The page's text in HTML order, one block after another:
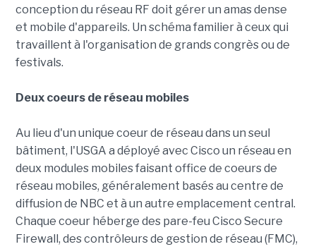
conception du réseau RF doit gérer un amas dense
et mobile d'appareils. Un schéma familier à ceux qui
travaillent à l'organisation de grands congrès ou de
festivals.
Deux coeurs de réseau mobiles
Au lieu d'un unique coeur de réseau dans un seul
bâtiment, l'USGA a déployé avec Cisco un réseau en
deux modules mobiles faisant office de coeurs de
réseau mobiles, généralement basés au centre de
diffusion de NBC et à un autre emplacement central.
Chaque coeur héberge des pare-feu Cisco Secure
Firewall, des contrôleurs de gestion de réseau (FMC),